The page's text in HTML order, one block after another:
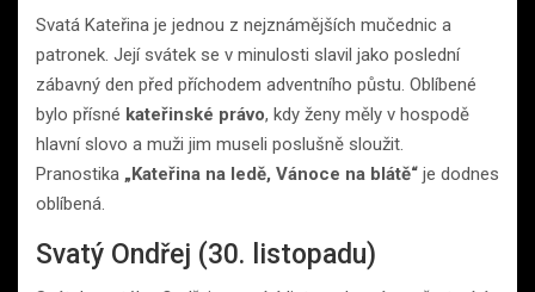
Svatá Kateřina je jednou z nejznámějších mučednic a
patronek. Její svátek se v minulosti slavil jako poslední
zábavný den před příchodem adventního půstu. Oblíbené
bylo přísné kateřinské právo, kdy ženy měly v hospodě
hlavní slovo a muži jim museli poslušně sloužit.
Pranostika „Kateřina na ledě, Vánoce na blátě“ je dodnes
oblíbená.
Svatý Ondřej (30. listopadu)